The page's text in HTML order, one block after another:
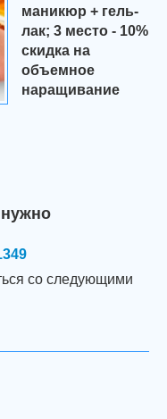
маникюр + гель-
лак; 3 место - 10%
скидка на
объемное
наращивание
со следующими